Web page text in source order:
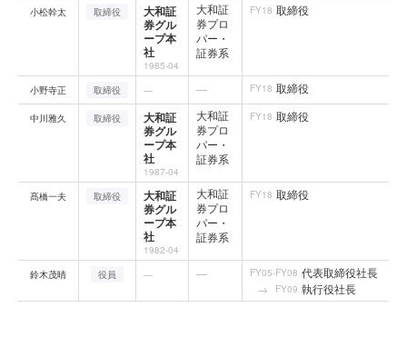
小松幹太 取締役
大和証
券グル
ープ本
社
1985-04
大和証
券プロ
パー・
証券系
FY18 取締役
小野寺正 取締役 — — FY18 取締役
中川雅久 取締役
大和証
券グル
ープ本
社
1987-04
大和証
券プロ
パー・
証券系
FY18 取締役
髙橋一夫 取締役
大和証
券グル
ープ本
社
1982-04
大和証
券プロ
パー・
証券系
FY18 取締役
鈴木茂晴 役員 — — FY05-FY08 代表取締役社長
FY09 執行役社長